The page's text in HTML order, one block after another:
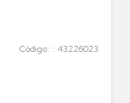
: 43226023